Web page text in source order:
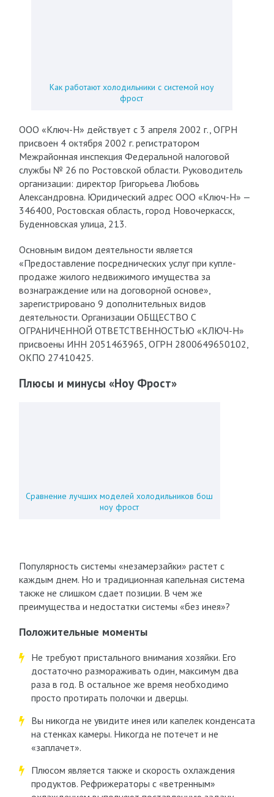
Как работают холодильники с системой ноу
фрост
ООО «Ключ-Н» действует с 3 апреля 2002 г., ОГРН
присвоен 4 октября 2002 г. регистратором
Межрайонная инспекция Федеральной налоговой
службы № 26 по Ростовской области. Руководитель
организации: директор Григорьева Любовь
Александровна. Юридический адрес ООО «Ключ-Н» —
346400, Ростовская область, город Новочеркасск,
Буденновская улица, 213.
Основным видом деятельности является
«Предоставление посреднических услуг при купле-
продаже жилого недвижимого имущества за
вознаграждение или на договорной основе»,
зарегистрировано 9 дополнительных видов
деятельности. Организации ОБЩЕСТВО С
ОГРАНИЧЕННОЙ ОТВЕТСТВЕННОСТЬЮ «КЛЮЧ-Н»
присвоены ИНН 2051463965, ОГРН 2800649650102,
ОКПО 27410425.
Плюсы и минусы «Ноу Фрост»
Сравнение лучших моделей холодильников бош
ноу фрост
Популярность системы «незамерзайки» растет с
каждым днем. Но и традиционная капельная система
также не слишком сдает позиции. В чем же
преимущества и недостатки системы «без инея»?
Положительные моменты
Не требуют пристального внимания хозяйки. Его
достаточно размораживать один, максимум два
раза в год. В остальное же время необходимо
просто протирать полочки и дверцы.
Вы никогда не увидите инея или капелек конденсата
на стенках камеры. Никогда не потечет и не
«заплачет».
Плюсом является также и скорость охлаждения
продуктов. Рефрижераторы с «ветренным»